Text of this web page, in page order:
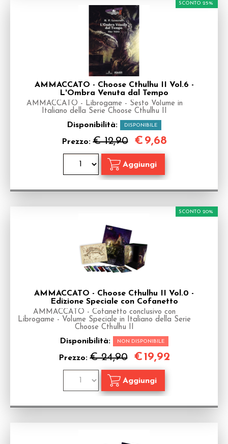
AMMACCATO - Choose Cthulhu II Vol.6 -
L'Ombra Venuta dal Tempo
AMMACCATO - Librogame - Sesto Volume in
Italiano della Serie Choose Cthulhu II
Disponibilità: DISPONIBILE
Prezzo:€ 12,90
SCONTO 25%
€ 9,68
AMMACCATO - Choose Cthulhu II Vol.0 -
Edizione Speciale con Cofanetto
AMMACCATO - Cofanetto conclusivo con
Librogame - Volume Speciale in Italiano della Serie
Choose Cthulhu II
Disponibilità: NON DISPONIBILE
Prezzo:€ 24,90
SCONTO 20%
€19,92